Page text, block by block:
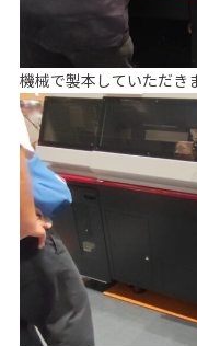
機械で製本していただき